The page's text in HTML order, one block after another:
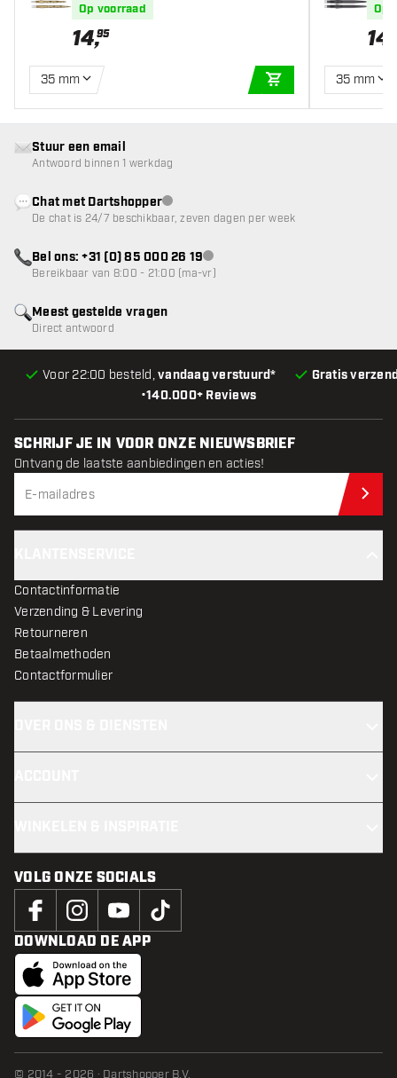
Op voorraad
14,95
35 mm
IN WINKELWAGEN
Op
14
35 mm
•140.000+ Reviews
Voor 22:00 besteld,vandaag verstuurd* Gratis
Meest gestelde vragen
Direct antwoord
Stuur een email
Antwoord binnen 1 werkdag
Chat met Dartshopperklantenservice niet beschikbaar
De chat is 24/7 beschikbaar, zeven dagen per week
Bel ons: +31 (0) 85 000 26 19klantenservice niet beschikbaar
Bereikbaar van 8:00 - 21:00 (ma-vr)
SCHRIJF JE IN VOOR ONZE NIEUWSBRIEF
Ontvang de laatste aanbiedingen en acties!
Contactinformatie
Verzending & Levering
Retourneren
Betaalmethoden
Contactformulier
VOLG ONZE SOCIALS
DOWNLOAD DE APP
© 2014 - 2026 · Dartshopper B.V.